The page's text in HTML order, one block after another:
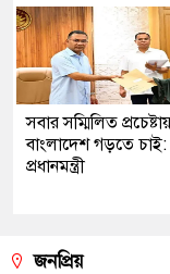
সবার সম্মিলিত
বাংলাদেশ গড়তে চাই:
প্রধানমন্ত্রী
জনপ্রিয়